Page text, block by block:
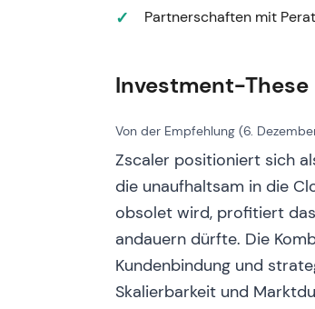
— Workloads, Datenschutz,
Ergebnis: Q2-Umsatz rund
das Wachstumstempo
stiegen; die Aktie gab
verlagerte seinen Fokus auf
selektiver — die
Schätzungen. - Technisch:
erhöhte Aufmerksamkeit für
2024–2025 — Plattform-
Partnerschaften mit
Investment-These
Von der Empfehlung (6.
Zscaler positioniert sich
die unaufhaltsam in die
obsolet wird, profitiert
andauern dürfte. Die
Kundenbindung und
Skalierbarkeit und